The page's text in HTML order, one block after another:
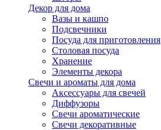
Декор для дома
Вазы и кашпо
Подсвечники
Посуда для приготовления
Столовая посуда
Хранение
Элементы декора
Свечи и ароматы для дома
Аксессуары для свечей
Диффузоры
Свечи ароматические
Свечи декоративные